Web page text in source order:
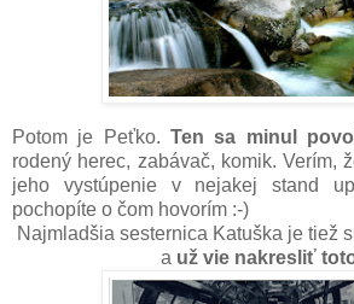
Potom je Peťko. Ten sa minul
rodený herec, zabávač, komik. Verím,
jeho vystúpenie v nejakej stand
pochopíte o čom hovorím :-)
Najmladšia sesternica Katuška je tiež
a už vie nakresliť